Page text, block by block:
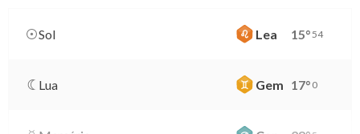
Sol Lea 15°54
Lua Gem 17° 0